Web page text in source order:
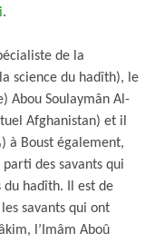
.
de la
science du hadîth), le
Abou Soulaymân Al-
Afghanistan) et il
des savants qui
du hadîth. Il est de
savants qui ont
l’Imâm Aboû